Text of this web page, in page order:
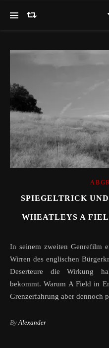
SPIEGELTRICK
WHEATLEYS A
In seinem zweiten Genrefilm entführt uns Ben Wheatley in die
Wirren des englischen
Deserteure die Wirkung
bekommt. Warum A Field in
Grenzerfahrung aber dennoch
By Alexander